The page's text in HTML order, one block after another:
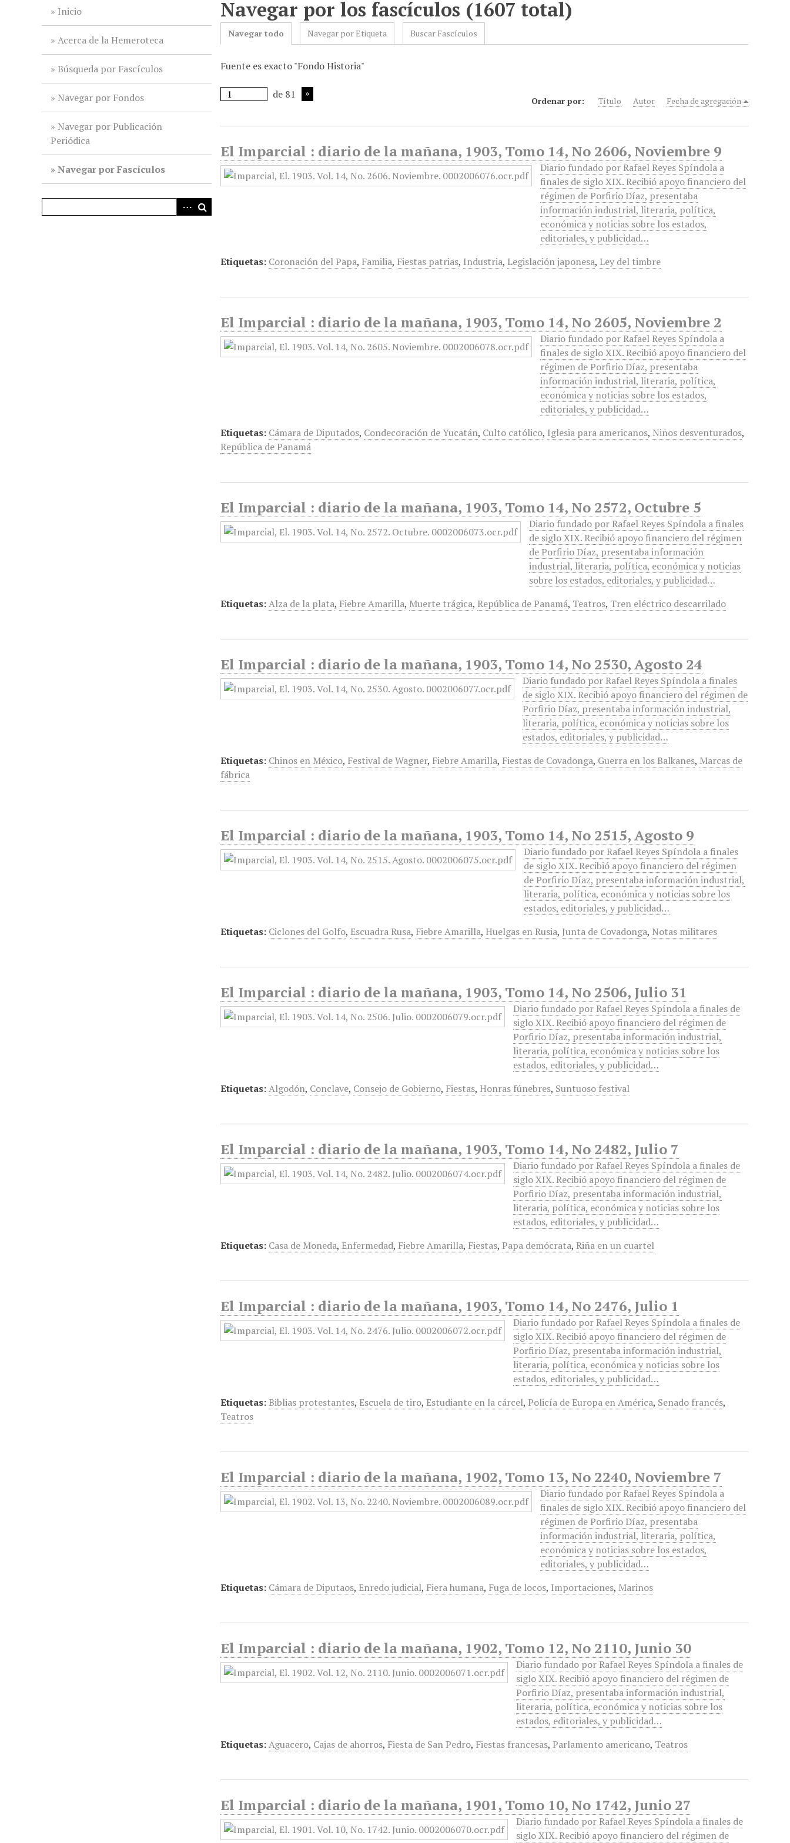
Inicio
Acerca de la Hemeroteca
Búsqueda por Fascículos
Navegar por Fondos
Navegar por Publicación
Periódica
Navegar por Fascículos
Navegar por los fascículos (1607 total)
Navegar todo Navegar por Etiqueta Buscar Fascículos
Fuente es exacto "Fondo Historia"
de 81
Ordenar por: Título Autor Fecha de agregación
El Imparcial : diario de la mañana, 1903, Tomo 14, No 2606, Noviembre 9
Diario fundado por Rafael Reyes Spíndola a
finales de siglo XIX. Recibió apoyo financiero del
régimen de Porfirio Díaz, presentaba
información industrial, literaria, política,
económica y noticias sobre los estados,
editoriales, y publicidad…
Etiquetas: Coronación del Papa, Familia, Fiestas patrias, Industria, Legislación japonesa, Ley del timbre
El Imparcial : diario de la mañana, 1903, Tomo 14, No 2605, Noviembre 2
Diario fundado por Rafael Reyes Spíndola a
finales de siglo XIX. Recibió apoyo financiero del
régimen de Porfirio Díaz, presentaba
información industrial, literaria, política,
económica y noticias sobre los estados,
editoriales, y publicidad…
Etiquetas: Cámara de Diputados, Condecoración de Yucatán, Culto católico, Iglesia para americanos, Niños desventurados,
República de Panamá
El Imparcial : diario de la mañana, 1903, Tomo 14, No 2572, Octubre 5
Diario fundado por Rafael Reyes Spíndola a finales
de siglo XIX. Recibió apoyo financiero del régimen
de Porfirio Díaz, presentaba información
industrial, literaria, política, económica y noticias
sobre los estados, editoriales, y publicidad…
Etiquetas:Alza de la plata, Fiebre Amarilla, Muerte trágica, República de Panamá, Teatros, Tren eléctrico descarrilado
El Imparcial : diario de la mañana, 1903, Tomo 14, No 2530, Agosto 24
Diario fundado por Rafael Reyes Spíndola a finales
de siglo XIX. Recibió apoyo financiero del régimen de
Porfirio Díaz, presentaba información industrial,
literaria, política, económica y noticias sobre los
estados, editoriales, y publicidad…
Etiquetas: Chinos en México, Festival de Wagner, Fiebre Amarilla, Fiestas de Covadonga, Guerra en los Balkanes, Marcas de
fábrica
El Imparcial : diario de la mañana, 1903, Tomo 14, No 2515, Agosto 9
Diario fundado por Rafael Reyes Spíndola a finales
de siglo XIX. Recibió apoyo financiero del régimen
de Porfirio Díaz, presentaba información industrial,
literaria, política, económica y noticias sobre los
estados, editoriales, y publicidad…
Etiquetas: Ciclones del Golfo, Escuadra Rusa, Fiebre Amarilla, Huelgas en Rusia, Junta de Covadonga, Notas militares
El Imparcial : diario de la mañana, 1903, Tomo 14, No 2506, Julio 31
Diario fundado por Rafael Reyes Spíndola a finales de
siglo XIX. Recibió apoyo financiero del régimen de
Porfirio Díaz, presentaba información industrial,
literaria, política, económica y noticias sobre los
estados, editoriales, y publicidad…
Etiquetas:Algodón, Conclave, Consejo de Gobierno, Fiestas, Honras fúnebres, Suntuoso festival
El Imparcial : diario de la mañana, 1903, Tomo 14, No 2482, Julio 7
Diario fundado por Rafael Reyes Spíndola a finales de
siglo XIX. Recibió apoyo financiero del régimen de
Porfirio Díaz, presentaba información industrial,
literaria, política, económica y noticias sobre los
estados, editoriales, y publicidad…
Etiquetas: Casa de Moneda, Enfermedad, Fiebre Amarilla, Fiestas, Papa demócrata, Riña en un cuartel
El Imparcial : diario de la mañana, 1903, Tomo 14, No 2476, Julio 1
Diario fundado por Rafael Reyes Spíndola a finales de
siglo XIX. Recibió apoyo financiero del régimen de
Porfirio Díaz, presentaba información industrial,
literaria, política, económica y noticias sobre los
estados, editoriales, y publicidad…
Etiquetas: Biblias protestantes, Escuela de tiro, Estudiante en la cárcel, Policía de Europa en América, Senado francés,
Teatros
El Imparcial : diario de la mañana, 1902, Tomo 13, No 2240, Noviembre 7
Diario fundado por Rafael Reyes Spíndola a
finales de siglo XIX. Recibió apoyo financiero del
régimen de Porfirio Díaz, presentaba
información industrial, literaria, política,
económica y noticias sobre los estados,
editoriales, y publicidad…
Etiquetas: Cámara de Diputaos, Enredo judicial, Fiera humana, Fuga de locos, Importaciones, Marinos
El Imparcial : diario de la mañana, 1902, Tomo 12, No 2110, Junio 30
Diario fundado por Rafael Reyes Spíndola a finales de
siglo XIX. Recibió apoyo financiero del régimen de
Porfirio Díaz, presentaba información industrial,
literaria, política, económica y noticias sobre los
estados, editoriales, y publicidad…
Etiquetas:Aguacero, Cajas de ahorros, Fiesta de San Pedro, Fiestas francesas, Parlamento americano, Teatros
El Imparcial : diario de la mañana, 1901, Tomo 10, No 1742, Junio 27
Diario fundado por Rafael Reyes Spíndola a finales de
siglo XIX. Recibió apoyo financiero del régimen de